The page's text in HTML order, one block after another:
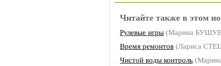
Читайте также в этом
Рулевые игры (Марина
Время ремонтов (Лариса
Чистой воды контроль